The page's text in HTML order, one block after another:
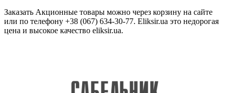
Заказать Акционные товары можно через корзину на сайте
или по телефону +38 (067) 634-30-77. Eliksir.ua это недорогая
цена и высокое качество eliksir.ua.